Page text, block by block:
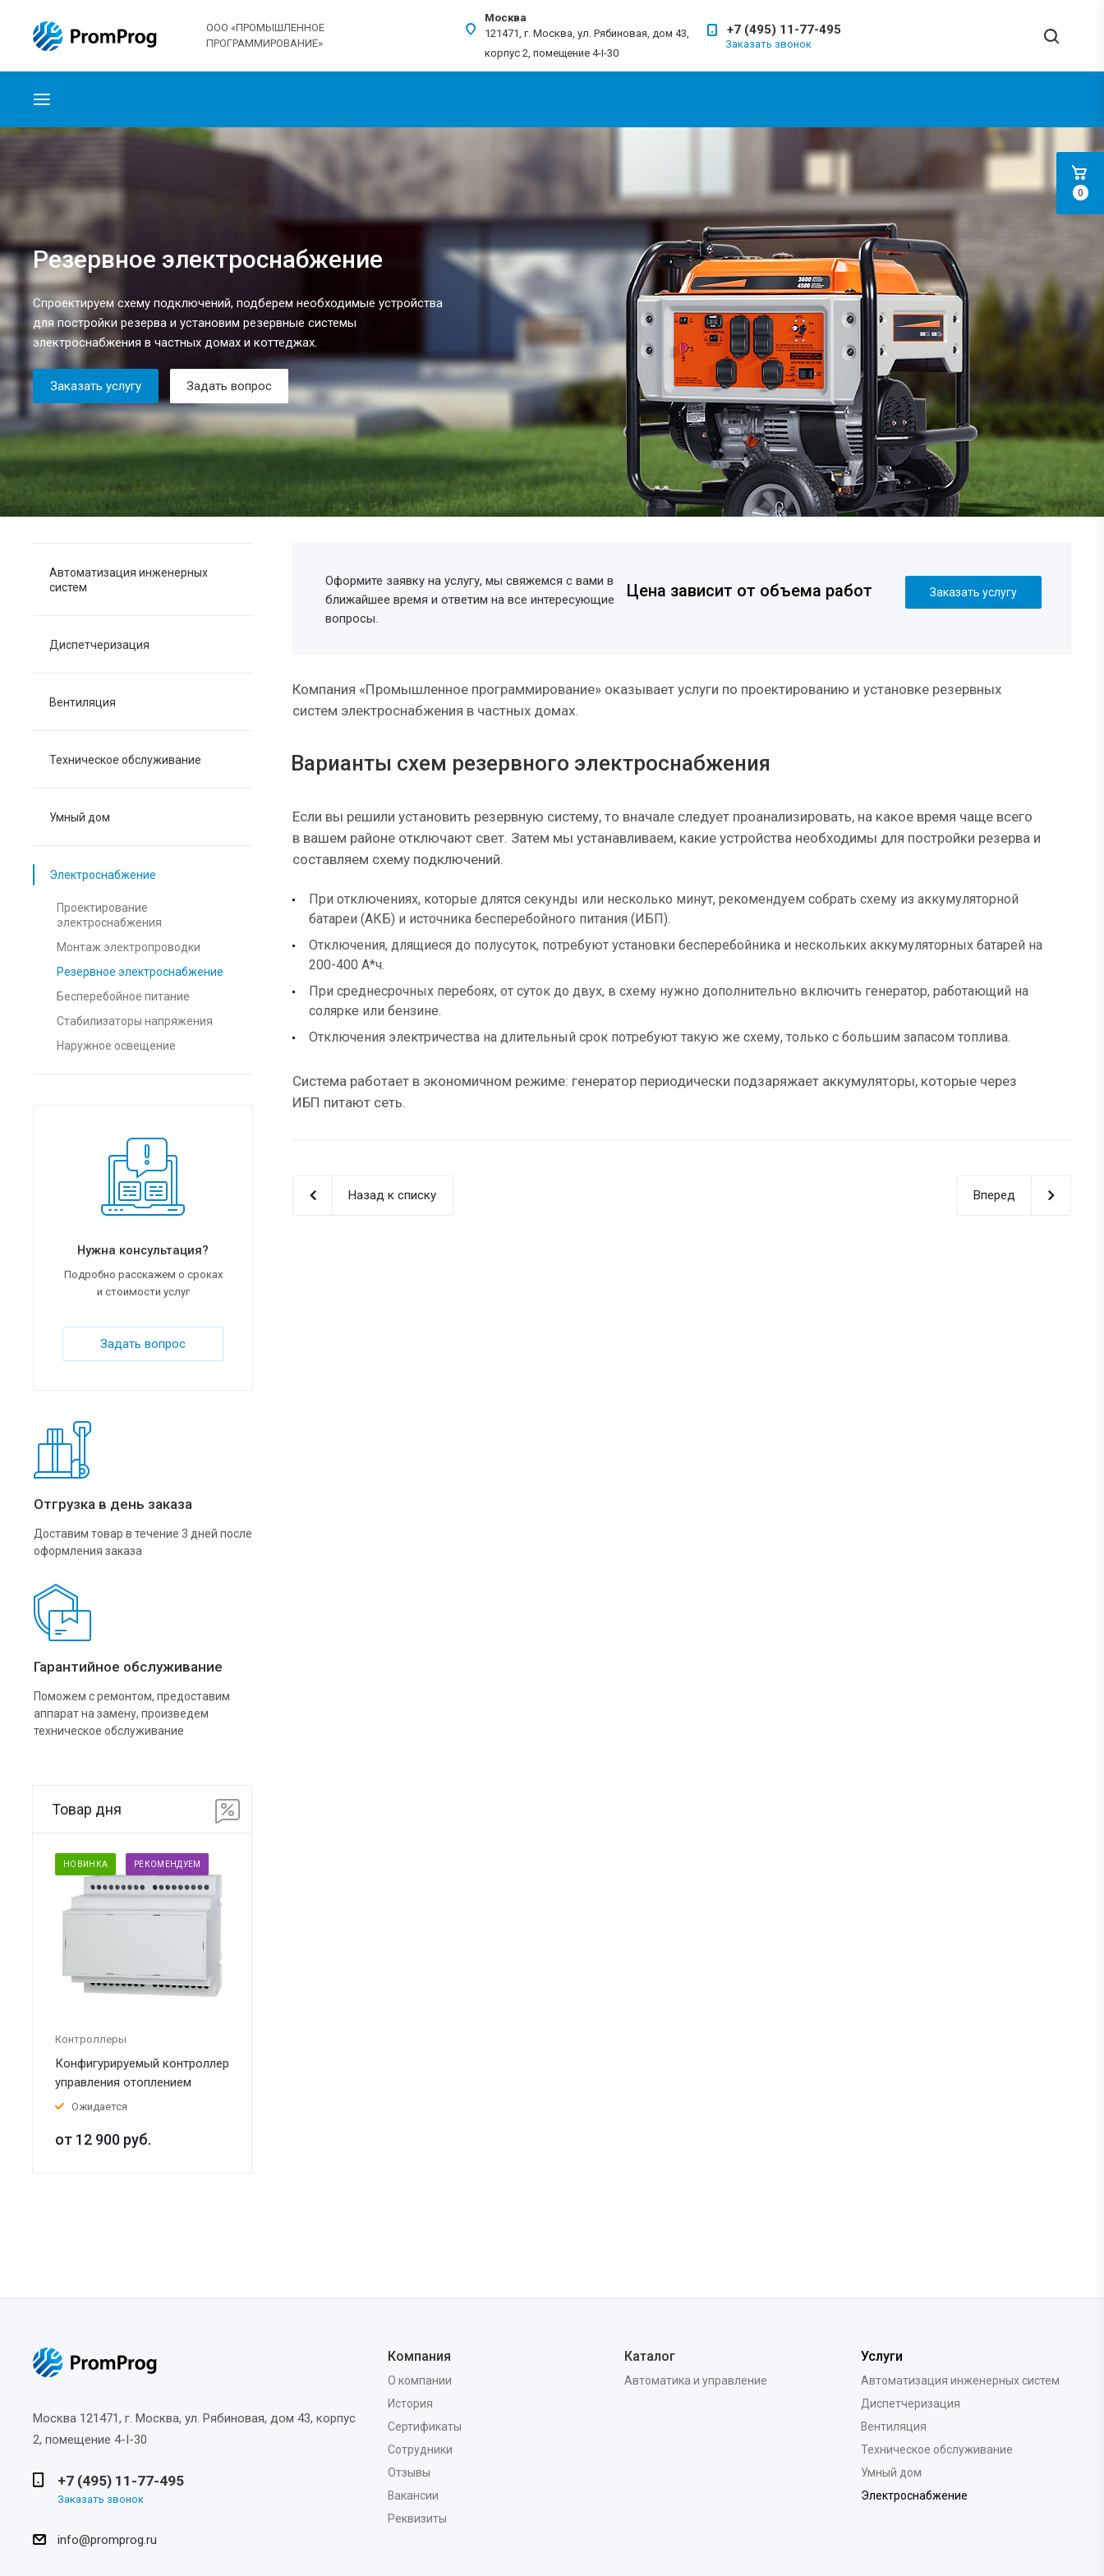
ООО «ПРОМЫШЛЕННОЕ
ПРОГРАММИРОВАНИЕ»
Москва
121471, г. Москва, ул. Рябиновая, дом 43,
корпус 2, помещение 4-I-30
+7 (495) 11-77-495
Заказать звонок
Резервное электроснабжение
Спроектируем схему подключений, подберем необходимые устройства
для постройки резерва и установим резервные системы
электроснабжения в частных домах и коттеджах.
Заказать услугу Задать вопрос
Цена зависит от объема работ
Оформите заявку на услугу, мы свяжемся с вами в
ближайшее время и ответим на все интересующие
вопросы.
Заказать услугу
Компания «Промышленное программирование» оказывает услуги по проектированию и установке резервных
систем электроснабжения в частных домах.
Варианты схем резервного электроснабжения
Если вы решили установить резервную систему, то вначале следует проанализировать, на какое время чаще всего
в вашем районе отключают свет. Затем мы устанавливаем, какие устройства необходимы для постройки резерва и
составляем схему подключений.
При отключениях, которые длятся секунды или несколько минут, рекомендуем собрать схему из аккумуляторной
батареи (АКБ) и источника бесперебойного питания (ИБП).
Отключения, длящиеся до полусуток, потребуют установки бесперебойника и нескольких аккумуляторных батарей на
200-400 А*ч.
При среднесрочных перебоях, от суток до двух, в схему нужно дополнительно включить генератор, работающий на
солярке или бензине.
Отключения электричества на длительный срок потребуют такую же схему, только с большим запасом топлива.
Система работает в экономичном режиме: генератор периодически подзаряжает аккумуляторы, которые через
ИБП питают сеть.
Назад к списку Вперед
Автоматизация инженерных
систем
Диспетчеризация
Вентиляция
Техническое обслуживание
Умный дом
Электроснабжение
Проектирование
электроснабжения
Монтаж электропроводки
Резервное электроснабжение
Бесперебойное питание
Стабилизаторы напряжения
Наружное освещение
Нужна консультация?
Подробно расскажем о сроках
и стоимости услуг
Задать вопрос
Отгрузка в день заказа
Доставим товар в течение 3 дней после
оформления заказа
Гарантийное обслуживание
Поможем с ремонтом, предоставим
аппарат на замену, произведем
техническое обслуживание
Товар дня
НОВИНКА РЕКОМЕНДУЕМ
Контроллеры
Конфигурируемый контроллер
управления отоплением
Ожидается
от 12 900 руб.
Москва 121471, г. Москва, ул. Рябиновая, дом 43, корпус
2, помещение 4-I-30
+7 (495) 11-77-495
Заказать звонок
info@promprog.ru
Компания
О компании
История
Сертификаты
Сотрудники
Отзывы
Вакансии
Реквизиты
Каталог
Автоматика и управление
Услуги
Автоматизация инженерных систем
Диспетчеризация
Вентиляция
Техническое обслуживание
Умный дом
Электроснабжение
0